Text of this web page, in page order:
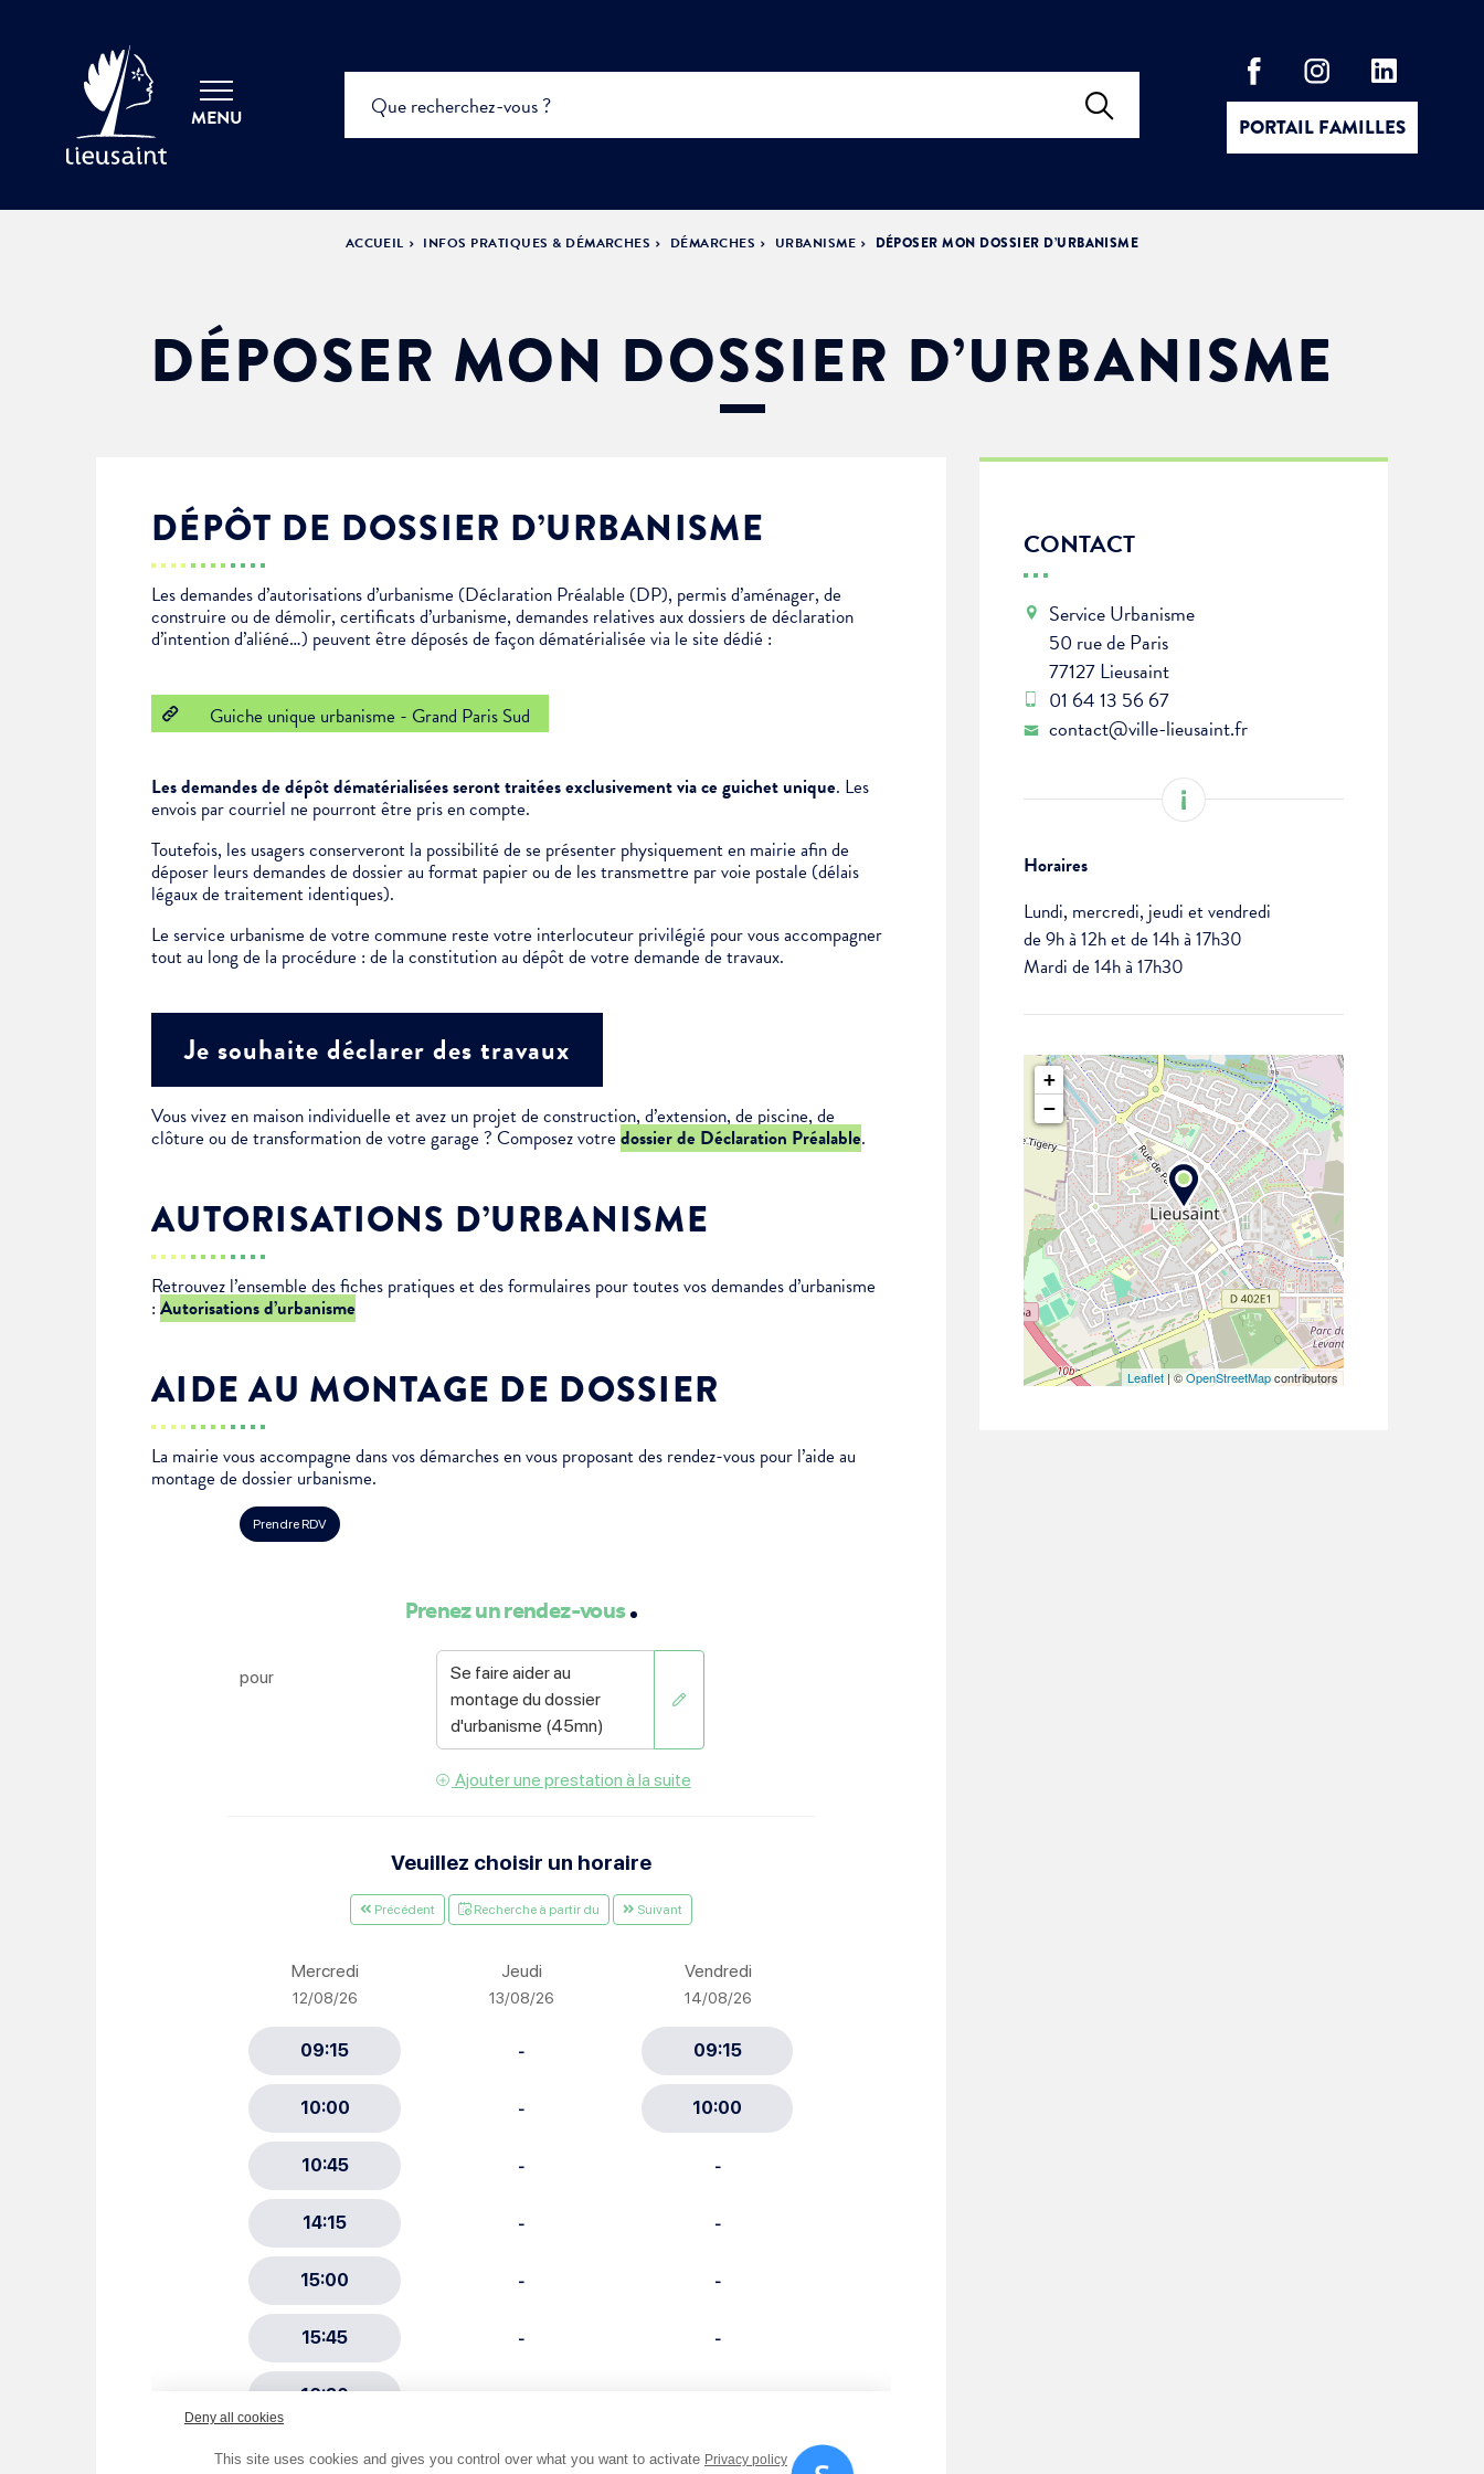
MENU PORTAIL FAMILLES
Enfance & jeunesse
Cadre de vie
Temps libre
Solidarité
Annuaires & carte interactive
Je suis senior
Je suis étudiant
Famille
Logement
Citoyenneté
Location de salles
Urbanisme
Élus du conseil municipal
Séances du Conseil municipal
Ville bienveillante
Ville éducative
ACCUEIL INFOS PRATIQUES & DÉMARCHES DÉMARCHES URBANISME DÉPOSER MON DOSSIER D’URBANISME
DÉPOSER MON DOSSIER D’URBANISME
DÉPÔT DE DOSSIER D’URBANISME
Les demandes d’autorisations d’urbanisme (Déclaration Préalable (DP), permis d’aménager, de
construire ou de démolir, certificats d’urbanisme, demandes relatives aux dossiers de déclaration
d’intention d’aliéné…) peuvent être déposés de façon dématérialisée via le site dédié :
Guiche unique urbanisme - Grand Paris Sud
Les demandes de dépôt dématérialisées seront traitées exclusivement via ce guichet unique. Les
envois par courriel ne pourront être pris en compte.
Toutefois, les usagers conserveront la possibilité de se présenter physiquement en mairie afin de
déposer leurs demandes de dossier au format papier ou de les transmettre par voie postale (délais
légaux de traitement identiques).
Le service urbanisme de votre commune reste votre interlocuteur privilégié pour vous accompagner
tout au long de la procédure : de la constitution au dépôt de votre demande de travaux.
Je souhaite déclarer des travaux
Vous vivez en maison individuelle et avez un projet de construction, d’extension, de piscine, de
clôture ou de transformation de votre garage ? Composez votre dossier de Déclaration Préalable.
AUTORISATIONS D’URBANISME
Retrouvez l’ensemble des fiches pratiques et des formulaires pour toutes vos demandes d’urbanisme
: Autorisations d’urbanisme
AIDE AU MONTAGE DE DOSSIER
La mairie vous accompagne dans vos démarches en vous proposant des rendez-vous pour l’aide au
montage de dossier urbanisme.
CONTACT
Service Urbanisme
50 rue de Paris
77127 Lieusaint
01 64 13 56 67
contact@ville-lieusaint.fr
Horaires
Lundi, mercredi, jeudi et vendredi
de 9h à 12h et de 14h à 17h30
Mardi de 14h à 17h30
+
−
Leaflet| ©OpenStreetMapcontributors
Choisissez votre abonnement :
Alertes Mail
Newsletter Sport et Vie associative